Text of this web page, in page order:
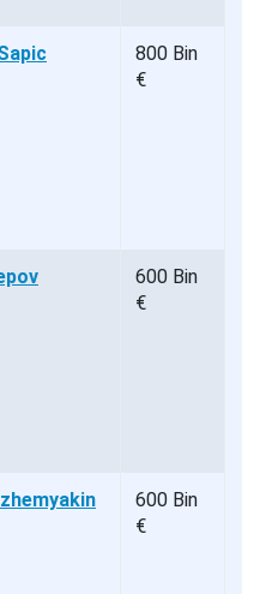
800 Bin
€
600 Bin
€
600 Bin
€